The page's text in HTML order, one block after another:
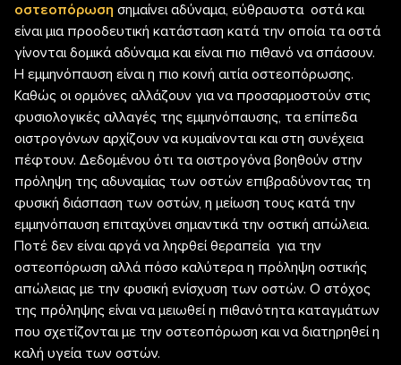
οστεοπόρωση σημαίνει αδύναμα, εύθραυστα οστά και
είναι μια προοδευτική κατάσταση κατά την οποία τα οστά
γίνονται δομικά αδύναμα και είναι πιο πιθανό να σπάσουν.
Η εμμηνόπαυση είναι η πιο κοινή αιτία οστεοπόρωσης.
Καθώς οι ορμόνες αλλάζουν για να προσαρμοστούν στις
φυσιολογικές αλλαγές της εμμηνόπαυσης, τα επίπεδα
οιστρογόνων αρχίζουν να κυμαίνονται και στη συνέχεια
πέφτουν. Δεδομένου ότι τα οιστρογόνα βοηθούν στην
πρόληψη της αδυναμίας των οστών επιβραδύνοντας τη
φυσική διάσπαση των οστών, η μείωση τους κατά την
εμμηνόπαυση επιταχύνει σημαντικά την οστική απώλεια.
Ποτέ δεν είναι αργά να ληφθεί θεραπεία για την
οστεοπόρωση αλλά πόσο καλύτερα η πρόληψη οστικής
απώλειας με την φυσική ενίσχυση των οστών. Ο στόχος
της πρόληψης είναι να μειωθεί η πιθανότητα καταγμάτων
που σχετίζονται με την οστεοπόρωση και να διατηρηθεί η
καλή υγεία των οστών.